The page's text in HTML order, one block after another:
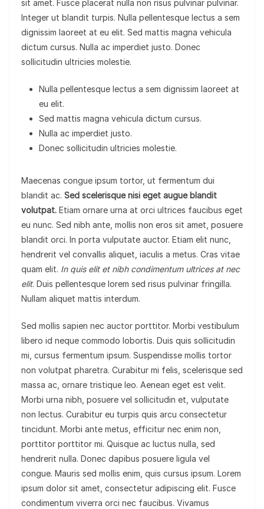
sit amet. Fusce placerat nulla non risus pulvinar pulvinar.
Integer ut blandit turpis. Nulla pellentesque lectus a sem
dignissim laoreet at eu elit. Sed mattis magna vehicula
dictum cursus. Nulla ac imperdiet justo. Donec
sollicitudin ultricies molestie.
Nulla pellentesque lectus a sem dignissim laoreet at
eu elit.
Sed mattis magna vehicula dictum cursus.
Nulla ac imperdiet justo.
Donec sollicitudin ultricies molestie.
Maecenas congue ipsum tortor, ut fermentum dui
blandit ac. Sed scelerisque nisi eget augue blandit
volutpat. Etiam ornare urna at orci ultrices faucibus eget
eu nunc. Sed nibh ante, mollis non eros sit amet, posuere
blandit orci. In porta vulputate auctor. Etiam elit nunc,
hendrerit vel convallis aliquet, iaculis a metus. Cras vitae
quam elit. In quis elit et nibh condimentum ultrices at nec
elit. Duis pellentesque lorem sed risus pulvinar fringilla.
Nullam aliquet mattis interdum.
Sed mollis sapien nec auctor porttitor. Morbi vestibulum
libero id neque commodo lobortis. Duis quis sollicitudin
mi, cursus fermentum ipsum. Suspendisse mollis tortor
non volutpat pharetra. Curabitur mi felis, scelerisque sed
massa ac, ornare tristique leo. Aenean eget est velit.
Morbi urna nibh, posuere vel sollicitudin et, vulputate
non lectus. Curabitur eu turpis quis arcu consectetur
tincidunt. Morbi ante metus, efficitur nec enim non,
porttitor porttitor mi. Quisque ac luctus nulla, sed
hendrerit nulla. Donec dapibus posuere ligula vel
congue. Mauris sed mollis enim, quis cursus ipsum. Lorem
ipsum dolor sit amet, consectetur adipiscing elit. Fusce
condimentum viverra orci nec faucibus. Vivamus